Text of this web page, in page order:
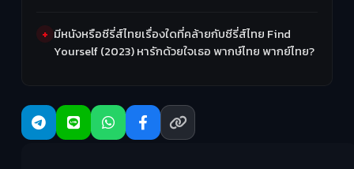
มีหนังหรือซีรี่ส์ไทยเรื่องใดที่คล้ายกับซีรี่ส์ไทย Find
Yourself (2023) หารักด้วยใจเธอ พากษ์ไทย พากย์ไทย?